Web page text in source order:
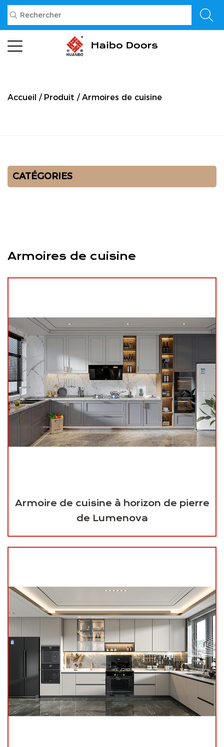
Accueil / Produit / Armoires de cuisine
CATÉGORIES
Armoires de cuisine
Armoire de cuisine à horizon de pierre
de Lumenova